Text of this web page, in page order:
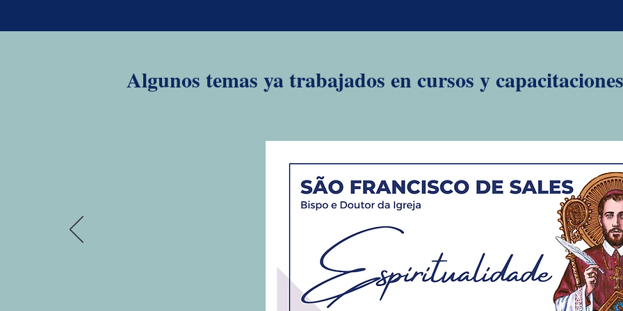
Algunos temas ya trabajados en cursos y